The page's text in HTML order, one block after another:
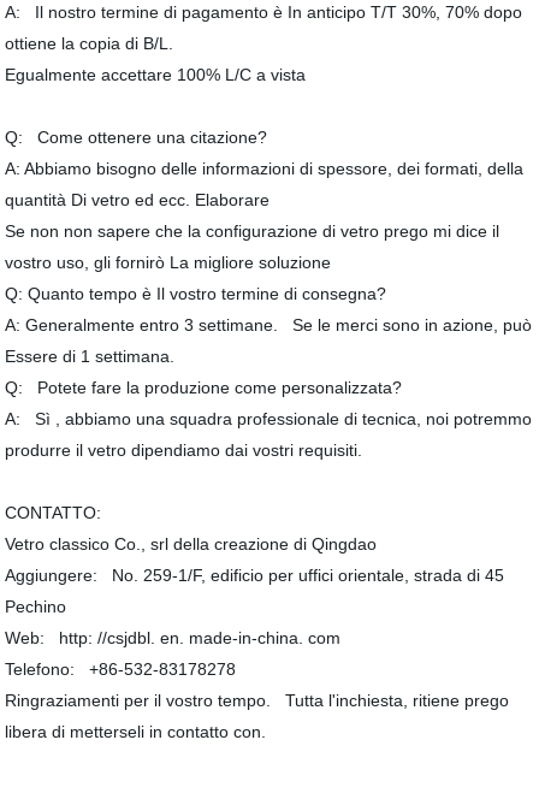
A: Il nostro termine di pagamento è In anticipo T/T 30%, 70% dopo
ottiene la copia di B/L.
Egualmente accettare 100% L/C a vista
Q: Come ottenere una citazione?
A: Abbiamo bisogno delle informazioni di spessore, dei formati, della
quantità Di vetro ed ecc. Elaborare
Se non non sapere che la configurazione di vetro prego mi dice il
vostro uso, gli fornirò La migliore soluzione
Q: Quanto tempo è Il vostro termine di consegna?
A: Generalmente entro 3 settimane. Se le merci sono in azione, può
Essere di 1 settimana.
Q: Potete fare la produzione come personalizzata?
A: Sì , abbiamo una squadra professionale di tecnica, noi potremmo
produrre il vetro dipendiamo dai vostri requisiti.
CONTATTO:
Vetro classico Co., srl della creazione di Qingdao
Aggiungere: No. 259-1/F, edificio per uffici orientale, strada di 45
Pechino
Web: http: //csjdbl. en. made-in-china. com
Telefono: +86-532-83178278
Ringraziamenti per il vostro tempo. Tutta l'inchiesta, ritiene prego
libera di metterseli in contatto con.